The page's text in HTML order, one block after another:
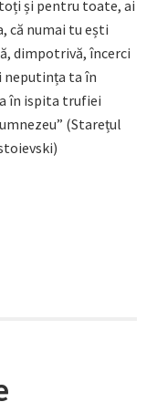
și pentru toate, ai
că numai tu ești
dimpotrivă, încerci
neputința ta în
în ispita trufiei
(Starețul